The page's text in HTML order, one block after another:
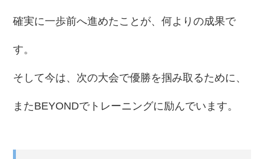
確実に一歩前へ進めたことが、何よりの成果で
す。
そして今は、次の大会で優勝を掴み取るために、
またBEYONDでトレーニングに励んでいます。